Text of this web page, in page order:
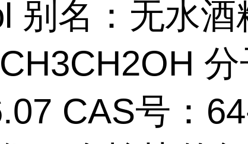
别名：无水酒
分
CAS号：